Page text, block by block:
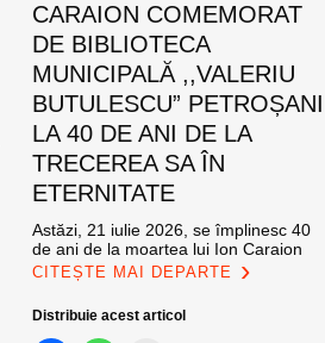
CARAION COMEMORAT
DE BIBLIOTECA
MUNICIPALĂ ,,VALERIU
BUTULESCU”
LA 40 DE ANI DE LA
TRECEREA SA ÎN
ETERNITATE
Astăzi, 21 iulie 2026, se împlinesc 40
de ani de la moartea lui Ion Caraion
CITEȘTE MAI DEPARTE
Distribuie acest articol